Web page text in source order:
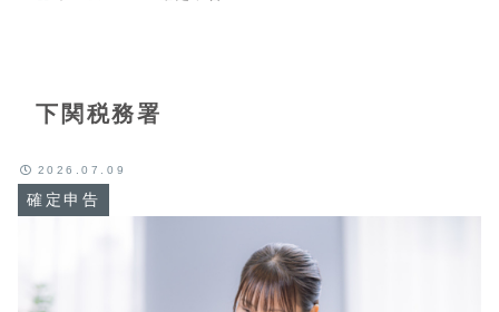
下関税務署
確定申告
2026.07.09